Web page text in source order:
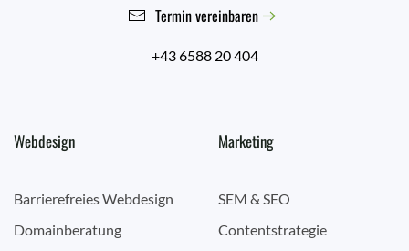
Termin vereinbaren
+43 6588 20 404
Webdesign
Barrierefreies Webdesign
Domainberatung
Marketing
SEM & SEO
Contentstrategie